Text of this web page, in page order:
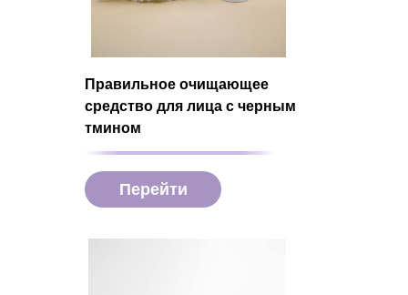
Правильное очищающее
средство для лица с черным
тмином
Перейти